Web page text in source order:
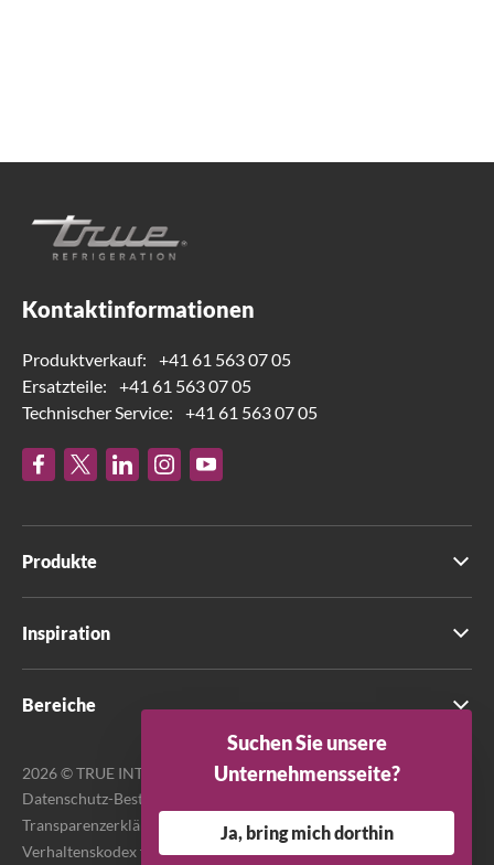
Kontaktinformationen
Produktverkauf:
+41 61 563 07 05
Ersatzteile:
+41 61 563 07 05
Technischer Service:
+41 61 563 07 05
Produkte
Inspiration
Bereiche
2026 © TRUE INTERNATIONAL GmbH. Alle Rechte vorbehalten.
Datenschutz-Bestimmungen
Transparenzerklärung zum Modern Slavery Act
Verhaltenskodex für LieferantenTerms & Bedingungen
Suchen Sie unsere
Unternehmensseite?
Ja, bring mich dorthin